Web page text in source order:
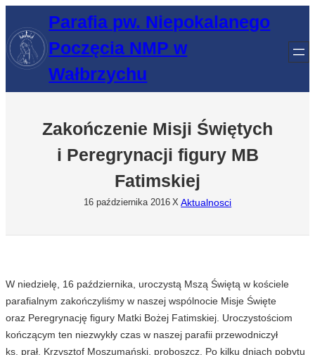
treści
Parafia pw. Niepokalanego
Poczęcia NMP w
Wałbrzychu
Zakończenie Misji Świętych
i Peregrynacji figury MB
Fatimskiej
16 października 2016 X Aktualnosci
W niedzielę, 16 października, uroczystą Mszą Świętą w kościele
parafialnym zakończyliśmy w naszej wspólnocie Misje Święte
oraz Peregrynację figury Matki Bożej Fatimskiej. Uroczystościom
kończącym ten niezwykły czas w naszej parafii przewodniczył
ks. prał. Krzysztof Moszumański, proboszcz. Po kilku dniach pobytu